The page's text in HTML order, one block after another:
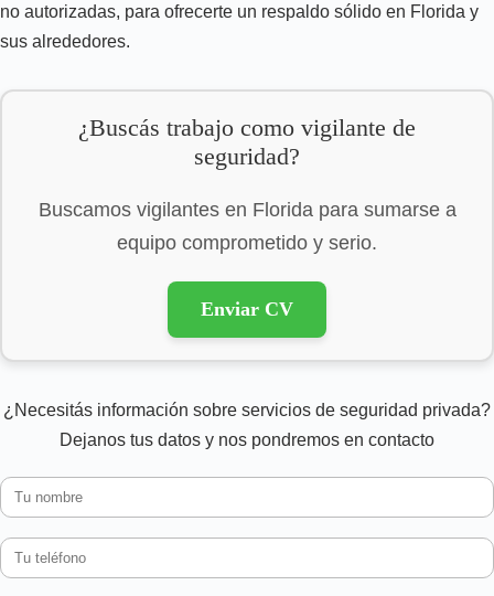
no autorizadas, para ofrecerte un respaldo sólido en Florida y
sus alrededores.
¿Buscás trabajo como vigilante de
seguridad?
Buscamos vigilantes en Florida para sumarse a
equipo comprometido y serio.
Enviar CV
¿Necesitás información sobre servicios de seguridad privada?
Dejanos tus datos y nos pondremos en contacto